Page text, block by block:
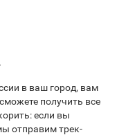
в ваш город, вам
получить все
если вы
отправим трек-